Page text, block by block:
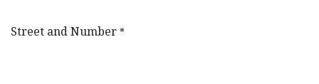
Street and Number *